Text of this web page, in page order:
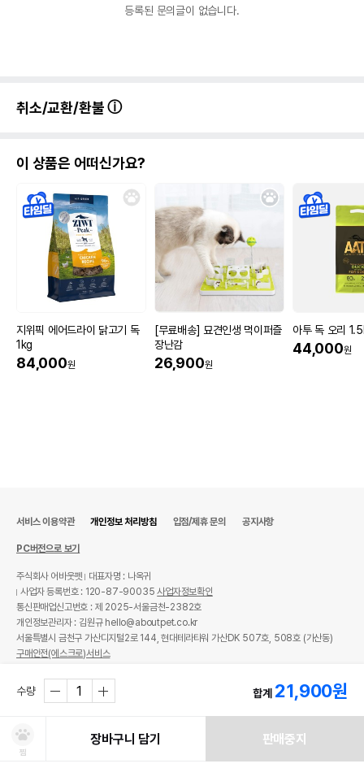
등록된 문의글이 없습니다.
취소/교환/환불
이 상품은 어떠신가요?
지위픽 에어드라이 닭고기 독
1kg
84,000원
[무료배송] 묘견인생 먹이퍼즐
장난감
26,900원
아투 독 오리
44,000원
수량 합계 21,900원
찜
장바구니 담기 판매중지
서비스 이용약관 개인정보 처리방침 입점/제휴 문의 공지사항
PC버전으로 보기
주식회사 어바웃펫
대표자명 : 나옥귀
사업자 등록번호 : 120-87-90035사업자정보확인
통신판매업신고번호 : 제 2025-서울금천-2382호
개인정보관리자 : 김원규 hello@aboutpet.co.kr
서울특별시 금천구 가산디지털2로 144, 현대테라타워 가산DK 507호, 508호 (가산동)
구매안전(에스크로)서비스